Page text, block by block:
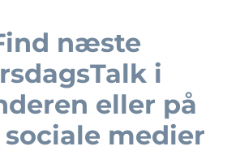
næste
i
eller på
sociale medier